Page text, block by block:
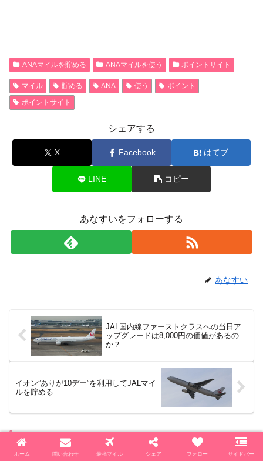
ANAマイルを貯める ANAマイルを使う ポイントサイト
マイル 貯める ANA 使う
ポイント
ポイントサイト
シェアする
X Facebook はてブ
LINE コピー
あなすいをフォローする
あなすい
JAL国内線ファーストクラスへの当日ア
ップグレードは8,000円の価値があるの
か？
イオン”ありが10デー”を利用してJALマイ
ルを貯める
コメント
ホーム 問い合わせ 最強マイル シェア フォロー サイドバー